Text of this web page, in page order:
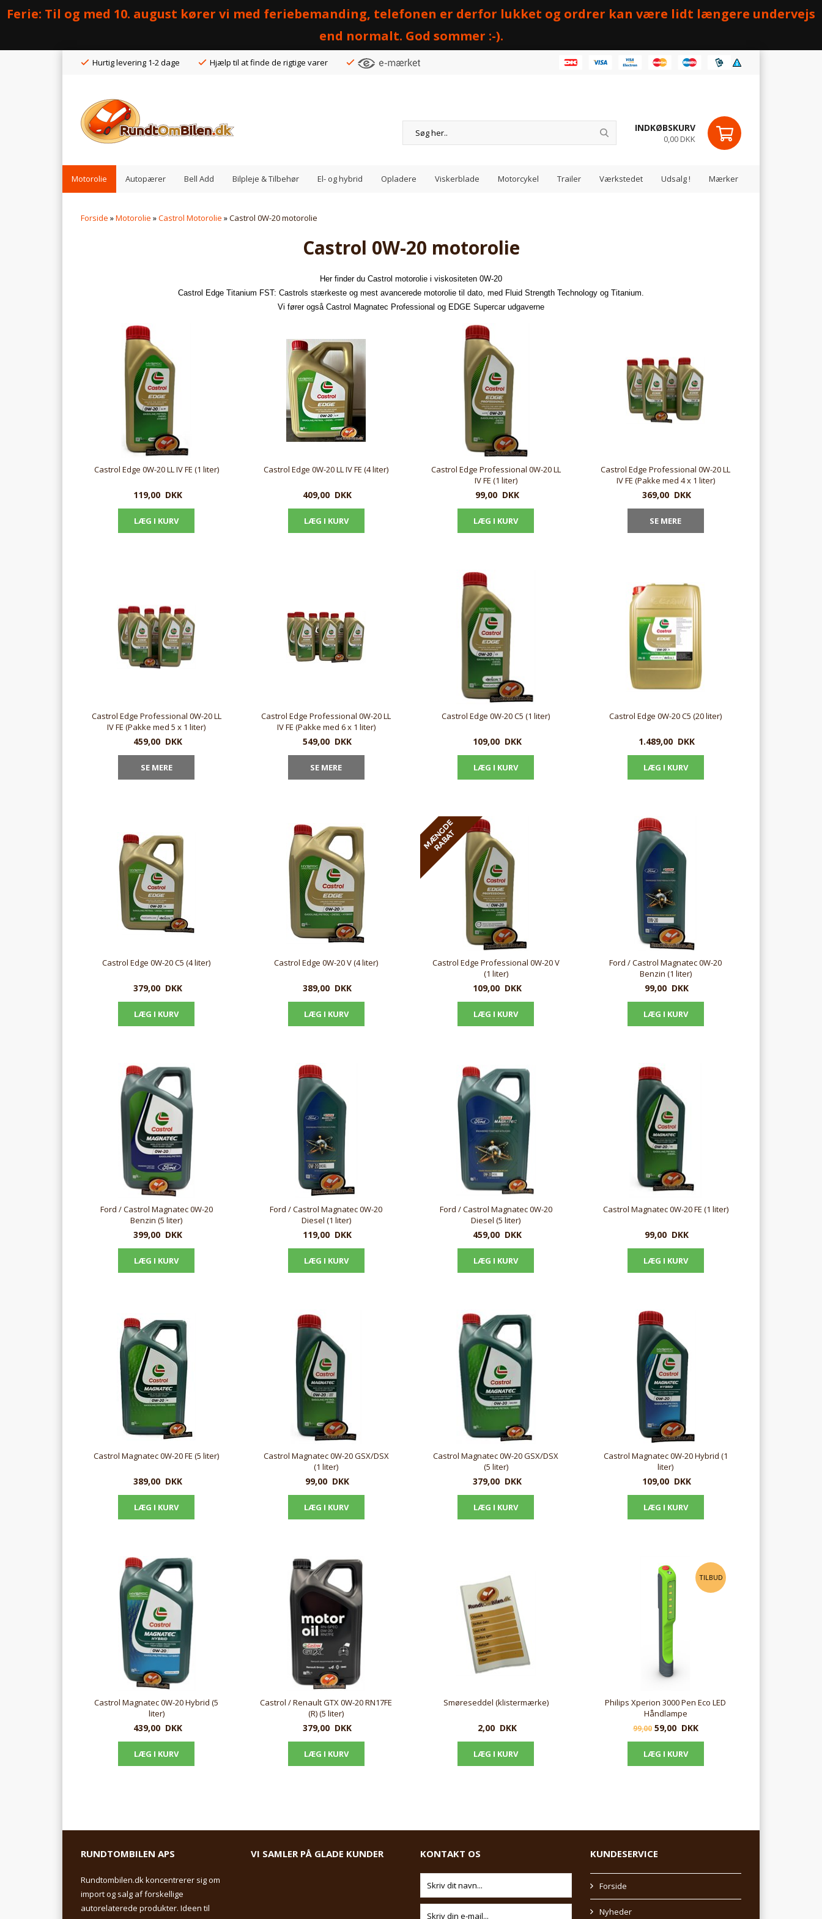
Ferie: Til og med 10. august kører vi med feriebemanding, telefonen er derfor lukket og ordrer kan være lidt længere undervejs
end normalt. God sommer :-).
Hurtig levering 1-2 dage Hjælp til at finde de rigtige varer
INDKØBSKURV
0,00 DKK
Motorolie Autopærer Bell Add Bilpleje & Tilbehør El- og hybrid Opladere Viskerblade Motorcykel Trailer Værkstedet Udsalg ! Mærker
Forside »Motorolie »Castrol Motorolie »Castrol 0W-20 motorolie
Castrol 0W-20 motorolie
Her finder du Castrol motorolie i viskositeten 0W-20
Castrol Edge Titanium FST: Castrols stærkeste og mest avancerede motorolie til dato, med Fluid Strength Technology og Titanium.
Vi fører også Castrol Magnatec Professional og EDGE Supercar udgaverne
Castrol Edge 0W-20 LL IV FE (1 liter)
119,00DKK
Castrol Edge 0W-20 LL IV FE (4 liter)
409,00 DKK
Castrol Edge Professional 0W-20 LL
IV FE (1 liter)
99,00DKK
Castrol Edge Professional 0W-20 LL
IV FE (Pakke med 4 x 1 liter)
369,00 DKK
Castrol Edge Professional 0W-20 LL
IV FE (Pakke med 5 x 1 liter)
459,00DKK
Castrol Edge Professional 0W-20 LL
IV FE (Pakke med 6 x 1 liter)
549,00 DKK
Castrol Edge 0W-20 C5 (1 liter)
109,00DKK
Castrol Edge 0W-20 C5 (20 liter)
1.489,00 DKK
Castrol Edge 0W-20 C5 (4 liter)
379,00DKK
Castrol Edge 0W-20 V (4 liter)
389,00 DKK
Castrol Edge Professional 0W-20 V
(1 liter)
109,00DKK
Ford / Castrol Magnatec 0W-20
Benzin (1 liter)
99,00 DKK
Ford / Castrol Magnatec 0W-20
Benzin (5 liter)
399,00DKK
Ford / Castrol Magnatec 0W-20
Diesel (1 liter)
119,00 DKK
Ford / Castrol Magnatec 0W-20
Diesel (5 liter)
459,00DKK
Castrol Magnatec 0W-20 FE (1 liter)
99,00 DKK
Castrol Magnatec 0W-20 FE (5 liter)
389,00DKK
Castrol Magnatec 0W-20 GSX/DSX
(1 liter)
99,00 DKK
Castrol Magnatec 0W-20 GSX/DSX
(5 liter)
379,00DKK
Castrol Magnatec 0W-20 Hybrid (1
liter)
109,00 DKK
Castrol Magnatec 0W-20 Hybrid (5
liter)
439,00DKK
Castrol / Renault GTX 0W-20 RN17FE
(R) (5 liter)
379,00 DKK
Smøreseddel (klistermærke)
2,00DKK
TILBUD
Philips Xperion 3000 Pen Eco LED
Håndlampe
99,00 59,00DKK
RUNDTOMBILEN APS
Rundtombilen.dk koncentrerer sig om
import og salg af forskellige
autorelaterede produkter. Ideen til
VI SAMLER PÅ GLADE KUNDER KONTAKT OS KUNDESERVICE
Forside
Nyheder